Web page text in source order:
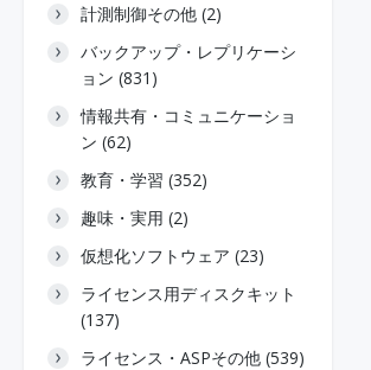
計測制御その他 (2)
バックアップ・レプリケーシ
ョン (831)
情報共有・コミュニケーショ
ン (62)
教育・学習 (352)
趣味・実用 (2)
仮想化ソフトウェア (23)
ライセンス用ディスクキット
(137)
ライセンス・ASPその他 (539)